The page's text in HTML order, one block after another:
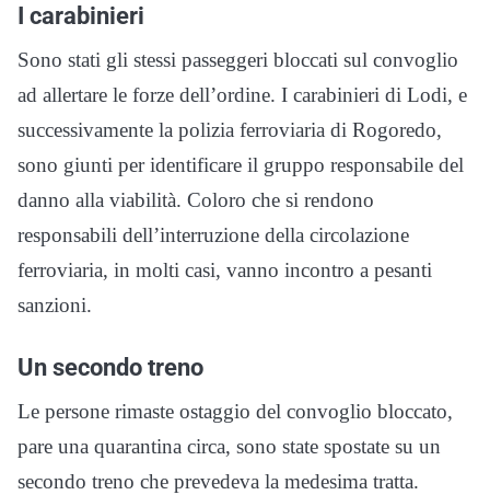
I carabinieri
Sono stati gli stessi passeggeri bloccati sul convoglio
ad allertare le forze dell’ordine. I carabinieri di Lodi, e
successivamente la polizia ferroviaria di Rogoredo,
sono giunti per identificare il gruppo responsabile del
danno alla viabilità. Coloro che si rendono
responsabili dell’interruzione della circolazione
ferroviaria, in molti casi, vanno incontro a pesanti
sanzioni.
Un secondo treno
Le persone rimaste ostaggio del convoglio bloccato,
pare una quarantina circa, sono state spostate su un
secondo treno che prevedeva la medesima tratta.